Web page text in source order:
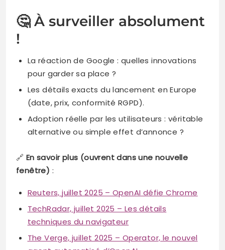
🤔 À surveiller absolument
!
La réaction de Google : quelles innovations
pour garder sa place ?
Les détails exacts du lancement en Europe
(date, prix, conformité RGPD).
Adoption réelle par les utilisateurs : véritable
alternative ou simple effet d’annonce ?
🔗 En savoir plus (ouvrent dans une nouvelle
fenêtre) :
Reuters, juillet 2025 – OpenAI défie Chrome
TechRadar, juillet 2025 – Les détails
techniques du navigateur
The Verge, juillet 2025 – Operator, le nouvel